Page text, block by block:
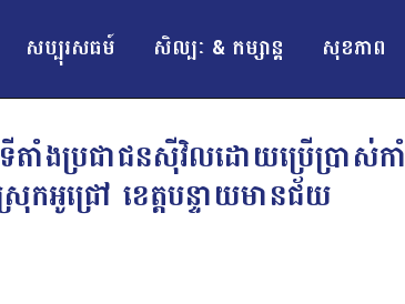
សប្បុរសធម៍ សិល្បៈ & កម្សាន្ត សុខភាព
ាំងប្រជាជនស៊ីវិលដោយប្រើប្រាស់កាំ
កអូជ្រៅ ខេត្តបន្ទាយមានជ័យ